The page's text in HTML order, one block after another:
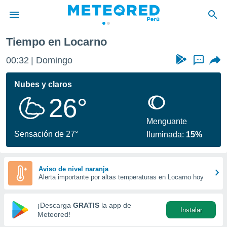
de
ha sido
calidad.
a este
las
y
forma
digital
basada
Tiempo en Locarno
00:32 Domingo ...
Nubes y claros
26°
Sensación de 27°
Menguante
Iluminada: 15%
Aviso de nivel naranja
Alerta importante por altas temperaturas en Locarno hoy
¡Descarga GRATIS la app de
Meteored!
Instalar